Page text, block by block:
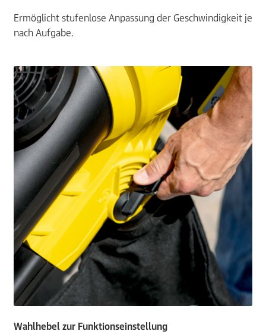
Ermöglicht stufenlose Anpassung der Geschwindigkeit je
nach Aufgabe.
Wahlhebel zur Funktionseinstellung